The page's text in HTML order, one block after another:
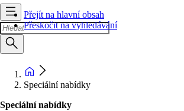
Přejít na hlavní obsah
Přeskočit na vyhledávání
Speciální nabídky
Speciální nabídky